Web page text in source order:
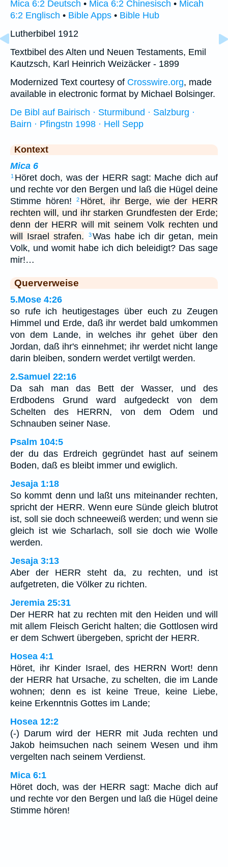
Mica 6:2 Deutsch • Mica 6:2 Chinesisch • Micah
6:2 Englisch • Bible Apps • Bible Hub
Lutherbibel 1912
Textbibel des Alten und Neuen Testaments, Emil
Kautzsch, Karl Heinrich Weizäcker - 1899
Modernized Text courtesy of Crosswire.org, made
available in electronic format by Michael Bolsinger.
De Bibl auf Bairisch · Sturmibund · Salzburg ·
Bairn · Pfingstn 1998 · Hell Sepp
Kontext
Mica 6
1 Höret doch, was der HERR sagt: Mache dich auf
und rechte vor den Bergen und laß die Hügel deine
Stimme hören!
2 Höret, ihr Berge, wie der HERR
rechten will, und ihr starken Grundfesten der Erde;
denn der HERR will mit seinem Volk rechten und
will Israel strafen.
3Was habe ich dir getan, mein
Volk, und womit habe ich dich beleidigt? Das sage
mir!…
Querverweise
5.Mose 4:26
so rufe ich heutigestages über euch zu Zeugen
Himmel und Erde, daß ihr werdet bald umkommen
von dem Lande, in welches ihr gehet über den
Jordan, daß ihr's einnehmet; ihr werdet nicht lange
darin bleiben, sondern werdet vertilgt werden.
2.Samuel 22:16
Da sah man das Bett der Wasser, und des
Erdbodens Grund ward aufgedeckt von dem
Schelten des HERRN, von dem Odem und
Schnauben seiner Nase.
Psalm 104:5
der du das Erdreich gegründet hast auf seinem
Boden, daß es bleibt immer und ewiglich.
Jesaja 1:18
So kommt denn und laßt uns miteinander rechten,
spricht der HERR. Wenn eure Sünde gleich blutrot
ist, soll sie doch schneeweiß werden; und wenn sie
gleich ist wie Scharlach, soll sie doch wie Wolle
werden.
Jesaja 3:13
Aber der HERR steht da, zu rechten, und ist
aufgetreten, die Völker zu richten.
Jeremia 25:31
Der HERR hat zu rechten mit den Heiden und will
mit allem Fleisch Gericht halten; die Gottlosen wird
er dem Schwert übergeben, spricht der HERR.
Hosea 4:1
Höret, ihr Kinder Israel, des HERRN Wort! denn
der HERR hat Ursache, zu schelten, die im Lande
wohnen; denn es ist keine Treue, keine Liebe,
keine Erkenntnis Gottes im Lande;
Hosea 12:2
(-) Darum wird der HERR mit Juda rechten und
Jakob heimsuchen nach seinem Wesen und ihm
vergelten nach seinem Verdienst.
Mica 6:1
Höret doch, was der HERR sagt: Mache dich auf
und rechte vor den Bergen und laß die Hügel deine
Stimme hören!